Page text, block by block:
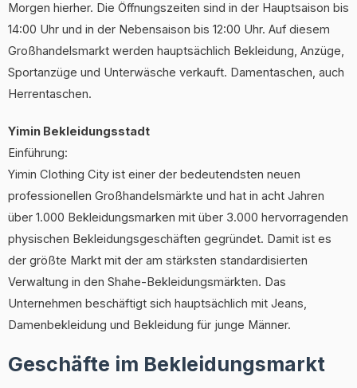
Morgen hierher. Die Öffnungszeiten sind in der Hauptsaison bis
14:00 Uhr und in der Nebensaison bis 12:00 Uhr. Auf diesem
Großhandelsmarkt werden hauptsächlich Bekleidung, Anzüge,
Sportanzüge und Unterwäsche verkauft. Damentaschen, auch
Herrentaschen.
Yimin Bekleidungsstadt
Einführung:
Yimin Clothing City ist einer der bedeutendsten neuen
professionellen Großhandelsmärkte und hat in acht Jahren
über 1.000 Bekleidungsmarken mit über 3.000 hervorragenden
physischen Bekleidungsgeschäften gegründet. Damit ist es
der größte Markt mit der am stärksten standardisierten
Verwaltung in den Shahe-Bekleidungsmärkten. Das
Unternehmen beschäftigt sich hauptsächlich mit Jeans,
Damenbekleidung und Bekleidung für junge Männer.
Geschäfte im Bekleidungsmarkt